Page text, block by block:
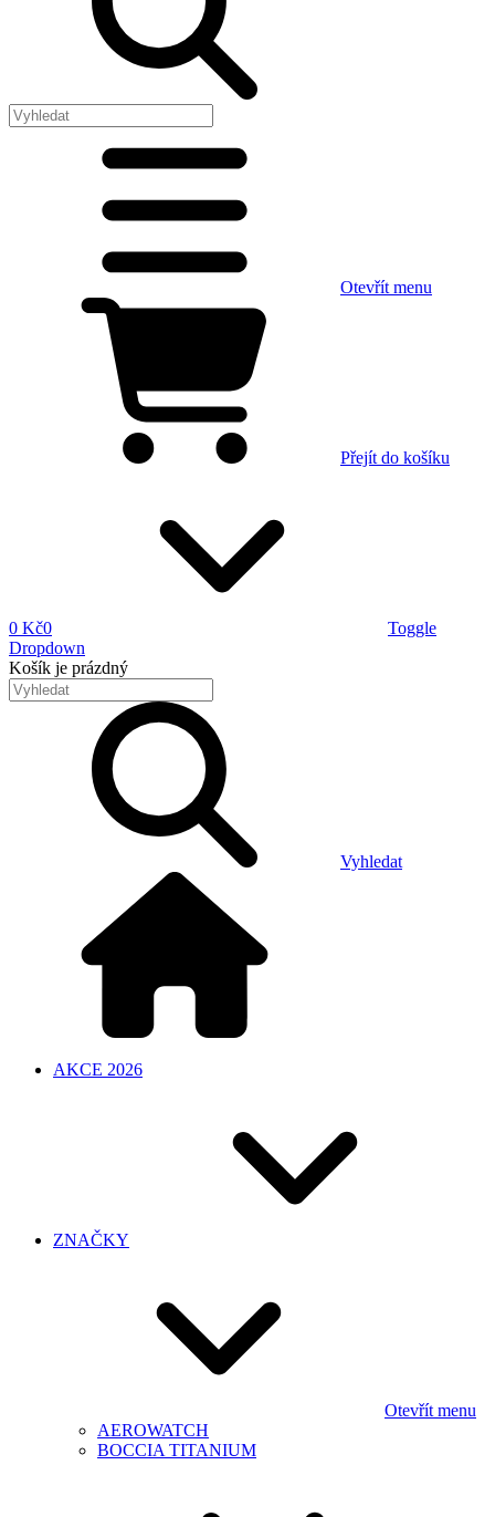
Otevřít menu
Přejít do košíku
0 Kč0
Toggle
Dropdown
Košík je prázdný
Vyhledat
AKCE 2026
ZNAČKY
Otevřít menu
AEROWATCH
BOCCIA TITANIUM